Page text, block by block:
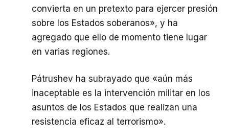
convierta en un pretexto para ejercer presión
sobre los Estados soberanos», y ha
agregado que ello de momento tiene lugar
en varias regiones.
Pátrushev ha subrayado que «aún más
inaceptable es la intervención militar en los
asuntos de los Estados que realizan una
resistencia eficaz al terrorismo».